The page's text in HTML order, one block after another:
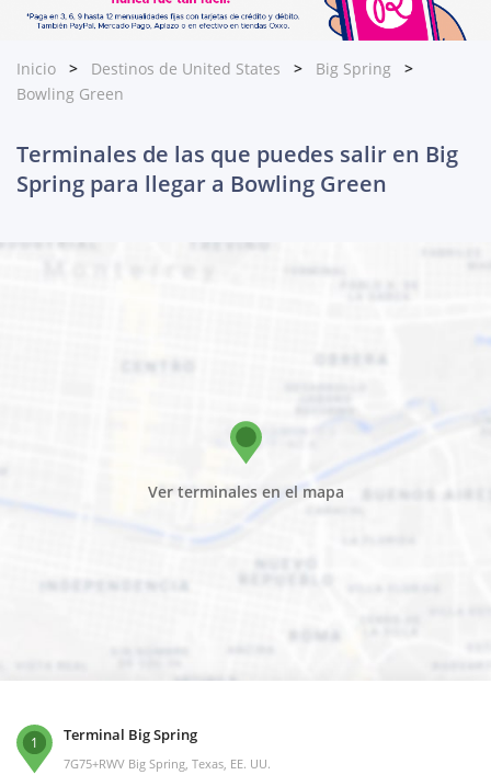
Inicio Destinos de United States
Big Spring
Bowling Green
Terminales de las que puedes salir en Big
Spring para llegar a Bowling Green
Ver terminales en el mapa
1 Terminal Big Spring
7G75+RWV Big Spring, Texas, EE. UU.